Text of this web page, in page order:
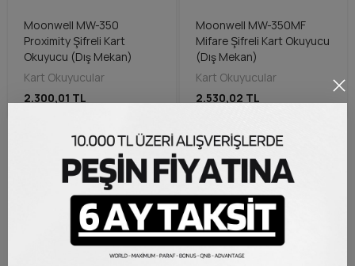
Moonwell MW-350
Proximity Şifreli Kart
Okuyucu (Dış Mekan)
Kart Okuyucular
2.300,01 TL
Moonwell MW-350MF
Mifare Şifreli Kart Okuyucu
(Dış Mekan)
Kart Okuyucular
2.530,02 TL
Anasayfa
Otomatik Kapı
Otopark Bariyeri
Akıllı Ev Sistemleri